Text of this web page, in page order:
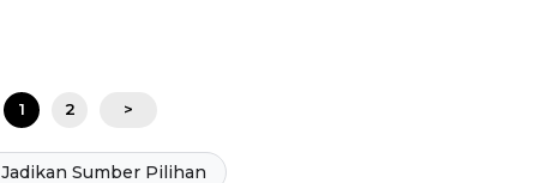
1 2 >
Jadikan Sumber Pilihan